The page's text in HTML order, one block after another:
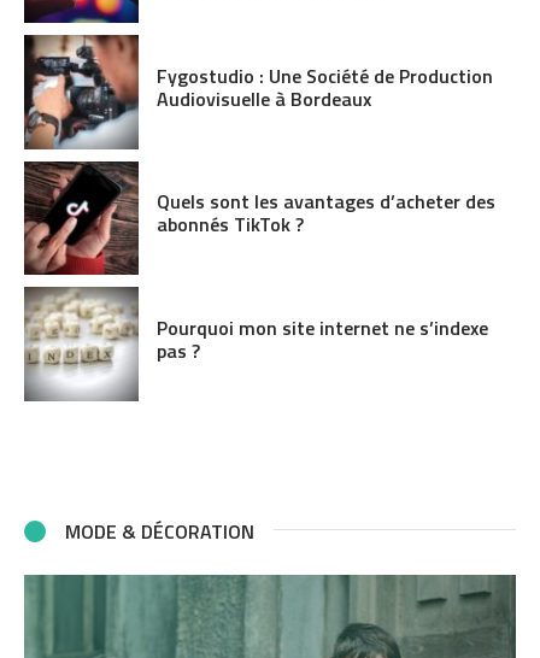
Fygostudio : Une Société de Production
Audiovisuelle à Bordeaux
Quels sont les avantages d’acheter des
abonnés TikTok ?
Pourquoi mon site internet ne s’indexe
pas ?
MODE & DÉCORATION